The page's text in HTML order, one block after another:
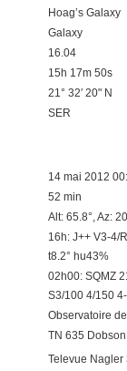
Hoag’s Galaxy
Galaxy
16.04
15h 17m 50s
21° 32′ 20" N
SER
14 mai 2012
52 min
Alt: 65.8°, Az:
16h: J++ V3-4/
t8.2° hu43%
02h00: SQMZ
S3/100 4/150
Observatoire
TN 635
Televue Nagler